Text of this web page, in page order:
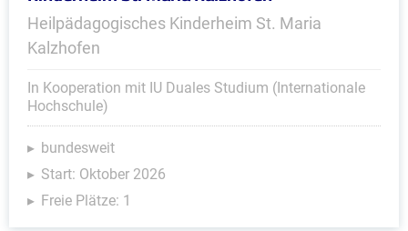
Heilpädagogisches Kinderheim St. Maria
Kalzhofen
In Kooperation mit IU Duales Studium (Internationale
Hochschule)
bundesweit
Start: Oktober 2026
Freie Plätze: 1